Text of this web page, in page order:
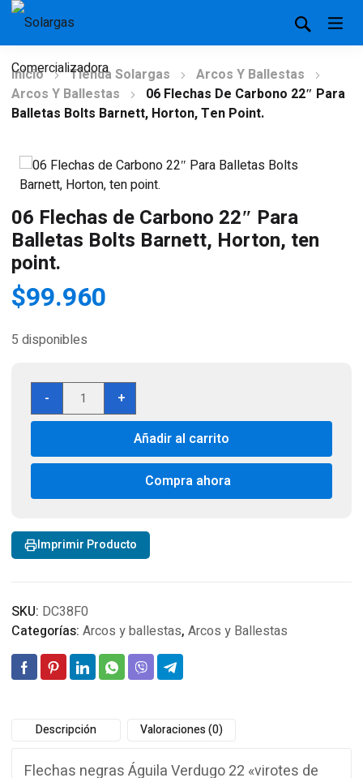
Inicio Tienda Solargas
Arcos Y Ballestas
Arcos Y Ballestas
06 Flechas De Carbono 22″ Para
Balletas Bolts Barnett, Horton, Ten Point.
06 Flechas de Carbono 22″ Para
Balletas Bolts Barnett, Horton, ten
point.
$99.960
5 disponibles
-
Flechas
de
22"
Balletas
Barnett,
Horton,
cantidad
+
Añadir al carrito
Compra ahora
Imprimir Producto
SKU: DC38F0
Categorías: Arcos y ballestas, Arcos y Ballestas
Descripción Valoraciones (0)
Flechas negrasÁguilaVerdugo22 «virotes de